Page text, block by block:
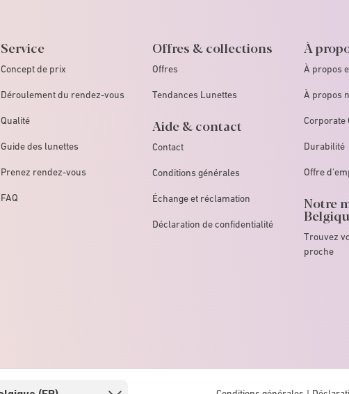
Service
Concept de prix
Déroulement du rendez-vous
Qualité
Guide des lunettes
Prenez rendez-vous
FAQ
Offres & collections
Offres
Tendances Lunettes
Aide & contact
Contact
Conditions générales
Échange et réclamation
Déclaration de confidentialité
À
À propos
À propos
Corporate
Durabilité
Offre
Notre
Trouvez
proche